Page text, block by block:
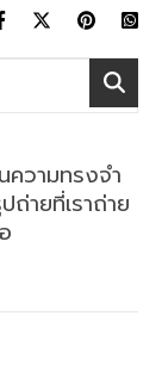
ความทรงจำ
ถ่ายที่เราถ่าย